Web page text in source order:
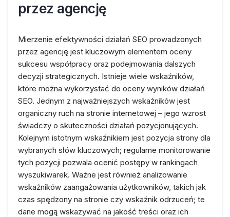
przez agencję
Mierzenie efektywności działań SEO prowadzonych
przez agencję jest kluczowym elementem oceny
sukcesu współpracy oraz podejmowania dalszych
decyzji strategicznych. Istnieje wiele wskaźników,
które można wykorzystać do oceny wyników działań
SEO. Jednym z najważniejszych wskaźników jest
organiczny ruch na stronie internetowej – jego wzrost
świadczy o skuteczności działań pozycjonujących.
Kolejnym istotnym wskaźnikiem jest pozycja strony dla
wybranych słów kluczowych; regularne monitorowanie
tych pozycji pozwala ocenić postępy w rankingach
wyszukiwarek. Ważne jest również analizowanie
wskaźników zaangażowania użytkowników, takich jak
czas spędzony na stronie czy wskaźnik odrzuceń; te
dane mogą wskazywać na jakość treści oraz ich